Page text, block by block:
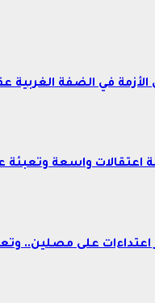
في الضفة الغربية
واسعة وتعبئة
على مصلين..